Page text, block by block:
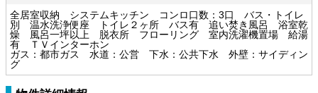
全居室収納 システムキッチン コンロ口数：3口 バス・トイレ
別 温水洗浄便座 トイレ２ヶ所 バス有 追い焚き風呂 浴室乾
燥 風呂一坪以上 脱衣所 フローリング 室内洗濯機置場 給湯
有 ＴＶインターホン
ガス：都市ガス 水道：公営 下水：公共下水 外壁：サイディン
グ